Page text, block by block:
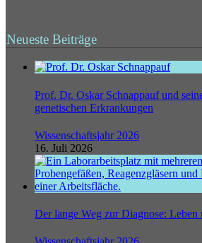
Neueste Beiträge
Prof. Dr. Oskar Schnappauf und
genetischen Erkrankungen
Wissenschaftsjahr 2026
16. Juli 2026
Der lange Weg zur Diagnose: Leben